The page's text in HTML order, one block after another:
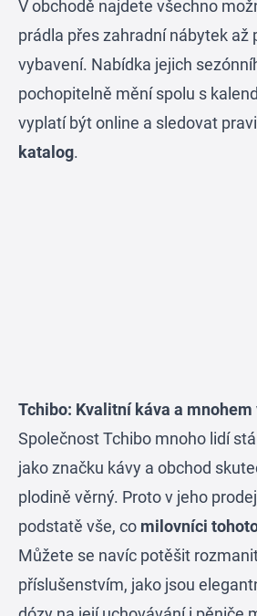
V obchodě najdete všechno
prádla přes zahradní nábytek až
vybavení. Nabídka jejich
pochopitelně mění spolu s
vyplatí být online a sledovat
katalog.
Tchibo: Kvalitní káva a mnohem
Společnost Tchibo mnoho lidí
jako značku kávy a obchod
plodině věrný. Proto v jeho
podstatě vše, co milovníci
Můžete se navíc potěšit
příslušenstvím, jako jsou